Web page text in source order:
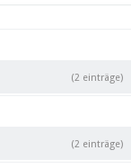
(2 einträge)
(2 einträge)